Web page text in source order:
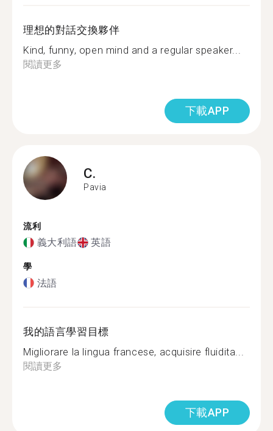
理想的對話交換夥伴
Kind, funny, open mind and a regular speaker...
閱讀更多
下載APP
C.
Pavia
流利
義大利語 英語
學
法語
我的語言學習目標
Migliorare la lingua francese, acquisire fluidita...
閱讀更多
下載APP